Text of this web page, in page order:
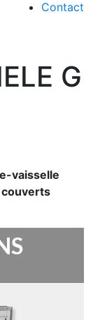
Contact
G
vaisselle
couverts